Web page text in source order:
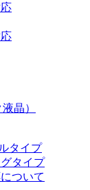
晶）
タイプ
タイプ
ついて